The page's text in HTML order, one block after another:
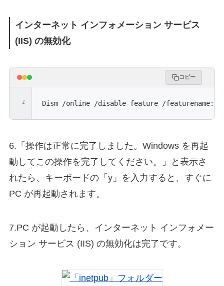
インターネット インフォメーション サービス
(IIS) の無効化
コピー
Dism /online /disable-feature /featurename:IIS-
6.「操作は正常に完了しました。Windows を再起
動してこの操作を完了してください。」と表示さ
れたら、キーボードの「y」を入力すると、すぐに
PC が再起動されます。
7.PC が起動したら、インターネット インフォメー
ション サービス (IIS) の無効化は完了です。